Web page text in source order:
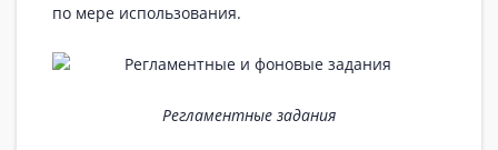
по мере использования.
Регламентные задания